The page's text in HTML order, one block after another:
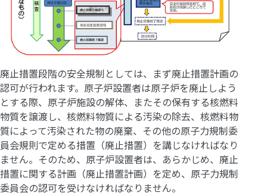
廃止措置段階の安全規制としては、まず廃止措置計画の
認可が行われます。原子炉設置者は原子炉を廃止しよう
とする際、原子炉施設の解体、またその保有する核燃料
物質を譲渡し、核燃料物質による汚染の除去、核燃料物
質によって汚染された物の廃棄、その他の原子力規制委
員会規則で定める措置（廃止措置）を講じなければなり
ません。そのため、原子炉設置者は、あらかじめ、廃止
措置に関する計画（廃止措置計画）を定め、原子力規制
委員会の認可を受けなければなりません。